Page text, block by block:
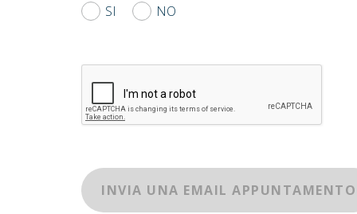
SI NO
INVIA UNA EMAIL APPUNTAMENTO